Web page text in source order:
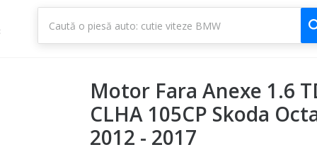
Motor Fara Anexe 1.6
CLHA 105CP Skoda
2012 - 2017